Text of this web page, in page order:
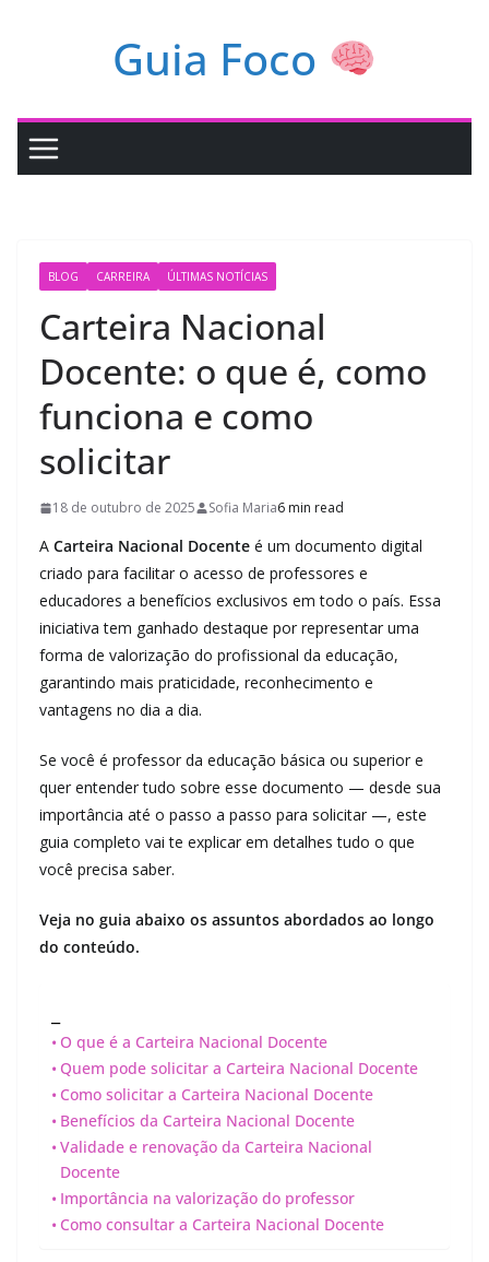
Guia Foco
BLOG CARREIRA ÚLTIMAS NOTÍCIAS
Carteira Nacional
Docente: o que é, como
funciona e como
solicitar
18 de outubro de 2025 Sofia Maria6 min read
A Carteira Nacional Docente é um documento digital
criado para facilitar o acesso de professores e
educadores a benefícios exclusivos em todo o país. Essa
iniciativa tem ganhado destaque por representar uma
forma de valorização do profissional da educação,
garantindo mais praticidade, reconhecimento e
vantagens no dia a dia.
Se você é professor da educação básica ou superior e
quer entender tudo sobre esse documento — desde sua
importância até o passo a passo para solicitar —, este
guia completo vai te explicar em detalhes tudo o que
você precisa saber.
Veja no guia abaixo os assuntos abordados ao longo
do conteúdo.
O que é a Carteira Nacional Docente
Quem pode solicitar a Carteira Nacional Docente
Como solicitar a Carteira Nacional Docente
Benefícios da Carteira Nacional Docente
Validade e renovação da Carteira Nacional
Docente
Importância na valorização do professor
Como consultar a Carteira Nacional Docente